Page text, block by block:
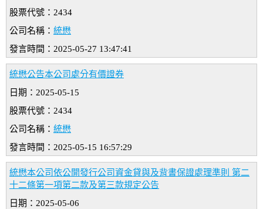
股票代號：2434
公司名稱： 統懋
發言時間：2025-05-27 13:47:41
統懋公告本公司處分有價證券
日期：2025-05-15
股票代號：2434
公司名稱： 統懋
發言時間：2025-05-15 16:57:29
統懋本公司依公開發行公司資金貸與及背書保證處理準則 第二
十二條第一項第二款及第三款規定公告
日期：2025-05-06